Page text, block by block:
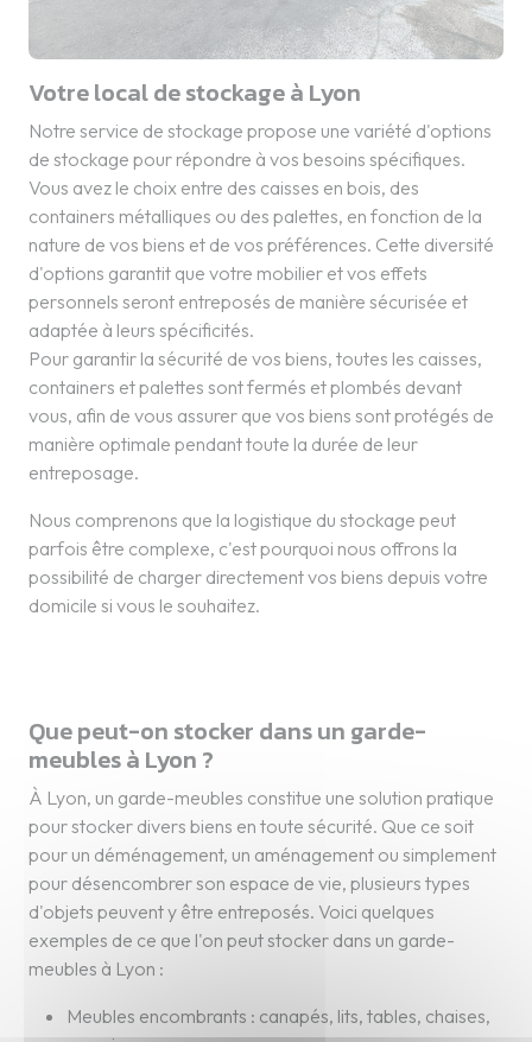
Votre local de stockage à Lyon
Notre service de stockage propose une variété d'options
de stockage pour répondre à vos besoins spécifiques.
Vous avez le choix entre des caisses en bois, des
containers métalliques ou des palettes, en fonction de la
nature de vos biens et de vos préférences. Cette diversité
d'options garantit que votre mobilier et vos effets
personnels seront entreposés de manière sécurisée et
adaptée à leurs spécificités.
Pour garantir la sécurité de vos biens, toutes les caisses,
containers et palettes sont fermés et plombés devant
vous, afin de vous assurer que vos biens sont protégés de
manière optimale pendant toute la durée de leur
entreposage.
Nous comprenons que la logistique du stockage peut
parfois être complexe, c'est pourquoi nous offrons la
possibilité de charger directement vos biens depuis votre
domicile si vous le souhaitez.
Que peut-on stocker dans un garde-
meubles à Lyon ?
À Lyon, un garde-meubles constitue une solution pratique
pour stocker divers biens en toute sécurité. Que ce soit
pour un déménagement, un aménagement ou simplement
pour désencombrer son espace de vie, plusieurs types
d'objets peuvent y être entreposés. Voici quelques
exemples de ce que l'on peut stocker dans un garde-
meubles à Lyon :
Meubles encombrants : canapés, lits, tables, chaises,